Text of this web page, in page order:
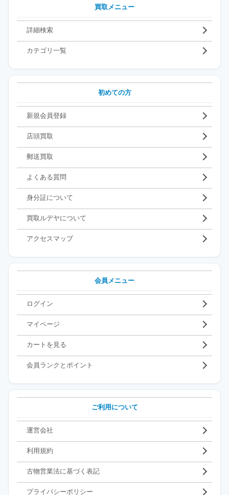
買取メニュー
詳細検索
カテゴリ一覧
初めての方
新規会員登録
店頭買取
郵送買取
よくある質問
身分証について
買取ルデヤについて
アクセスマップ
会員メニュー
ログイン
マイページ
カートを見る
会員ランクとポイント
ご利用について
運営会社
利用規約
古物営業法に基づく表記
プライバシーポリシー